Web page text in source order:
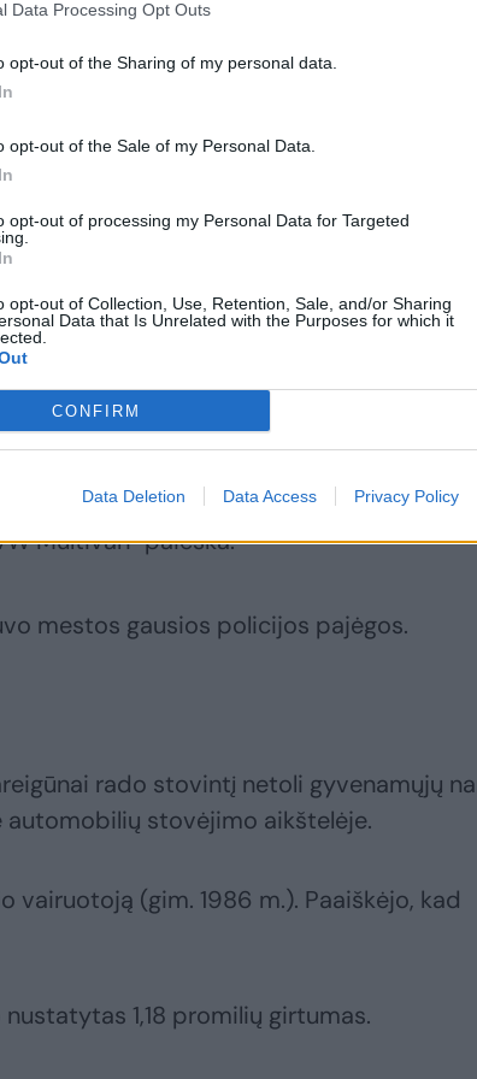
Data Processing Opt Outs
opt-out of the Sharing of my personal data.
opt-out of the Sale of my Personal Data.
opt-out of processing my Personal Data for Targeted
opt-out of Collection, Use, Retention, Sale, and/or Sharing
Data that Is Unrelated with the Purposes for which it
CONFIRM
Data Deletion Data Access Privacy Policy
Kauno – kraupi
pagrobimo istorija:
nustumiant į plentą,
auka buvo
smaugiama
partrenkė
girta, moteriai
prireikė medikų
Multivan“ paieška.
mestos gausios policijos pajėgos.
rado stovintį netoli gyvenamųjų
stovėjimo aikštelėje.
vairuotoją (gim. 1986 m.). Paaiškėjo, kad
1,18 promilių girtumas.